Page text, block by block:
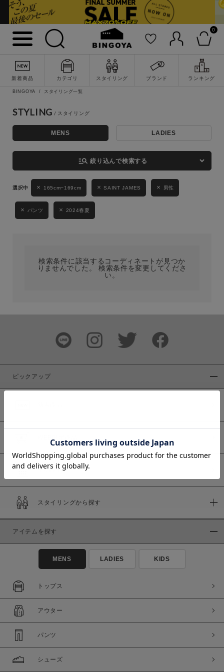
0
新着商品 カテゴリ スタイリング ブランド ランキング
詳細検索
キーワード
性別
MENS LADIES KIDS
ブランド
商品タイプ
通常商品
セール価格
在庫
在庫あり
BINGOYA スタイリング一覧
STYLING
MENS LADIES
manage_search 絞り込んで検索する
165cm~169cm SAINT JAMES 男性
パンツ 2024春夏
検索条件に該当するコーディネートが見つか
りませんでした。 検索条件を変更してくださ
い。
ピックアップ
予約商品
スタイリングから探す
アイテムを探す
MENS LADIES KIDS
トップス
アウター
パンツ
シューズ